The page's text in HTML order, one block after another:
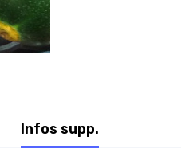
Infos supp.